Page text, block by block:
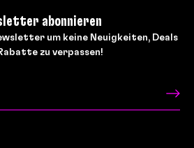
abonnieren
um keine Neuigkeiten, Deals
zu verpassen!